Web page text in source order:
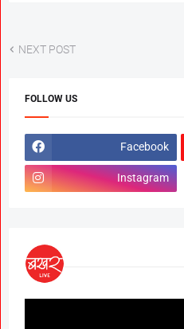
NEXT POST
FOLLOW US
Facebook
Instagram